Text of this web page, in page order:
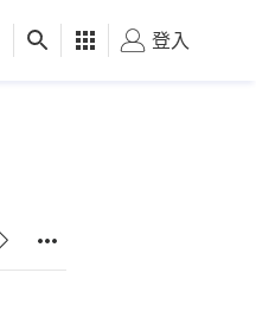
健康 好食玩飛
登入